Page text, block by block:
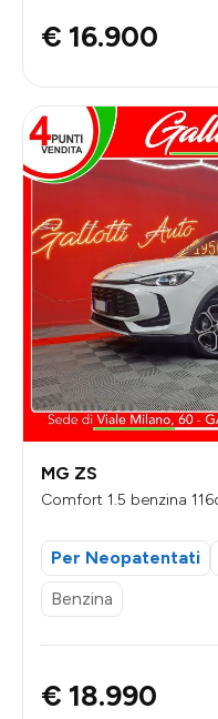
€ 16.900
MG ZS
Comfort 1.5 benzina 116cv - SENZA VINCOLI DI
Per Neopatentati
Benzina
€ 18.990